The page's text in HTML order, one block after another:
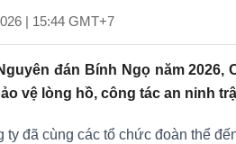
| 15:44 GMT+7
đán Bính Ngọ năm
vệ lòng hồ, công tác an ninh
ty đã cùng các tổ chức đoàn thể